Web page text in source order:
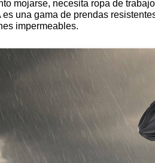
mojarse, necesita ropa de
una gama de prendas
impermeables.